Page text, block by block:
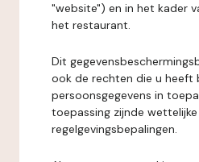
"website") en in het kader
het restaurant.
Dit
ook de rechten die u heeft
persoonsgegevens in
toepassing zijnde wettelijke
regelgevingsbepalingen.